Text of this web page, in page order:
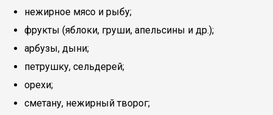
нежирное мясо и рыбу;
фрукты (яблоки, груши, апельсины и др.);
арбузы, дыни;
петрушку, сельдерей;
орехи;
сметану, нежирный творог;